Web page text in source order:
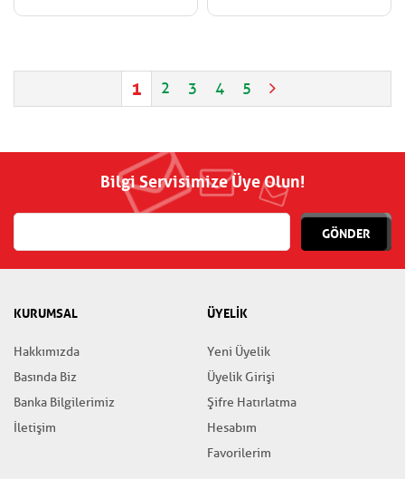
1 2 3 4 5
Bilgi Servisimize Üye Olun!
GÖNDER
KURUMSAL
Hakkımızda
Basında Biz
Banka Bilgilerimiz
İletişim
ÜYELİK
Yeni Üyelik
Üyelik Girişi
Şifre Hatırlatma
Hesabım
Favorilerim